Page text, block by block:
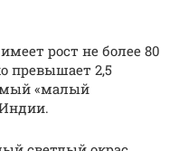
рост не более 80
превышает 2,5
«малый